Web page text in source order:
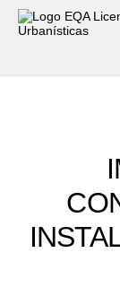
Servicios